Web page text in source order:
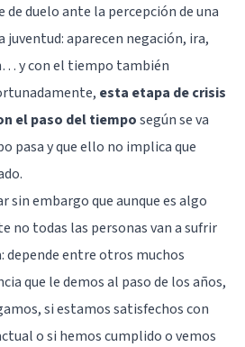
de duelo ante la percepción de una
juventud: aparecen negación, ira,
y con el tiempo también
esta etapa de crisis
el paso del tiemposegún se va
pasa y que ello no implica que
sin embargo que aunque es algo
no todas las personas van a sufrir
depende entre otros muchos
que le demos al paso de los años,
si estamos satisfechos con
o si hemos cumplido o vemos